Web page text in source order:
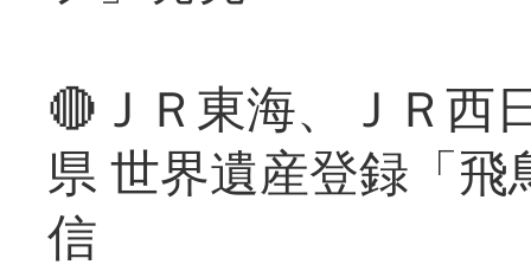
🔴ＪＲ東海、ＪＲ西
県 世界遺産登録「
信